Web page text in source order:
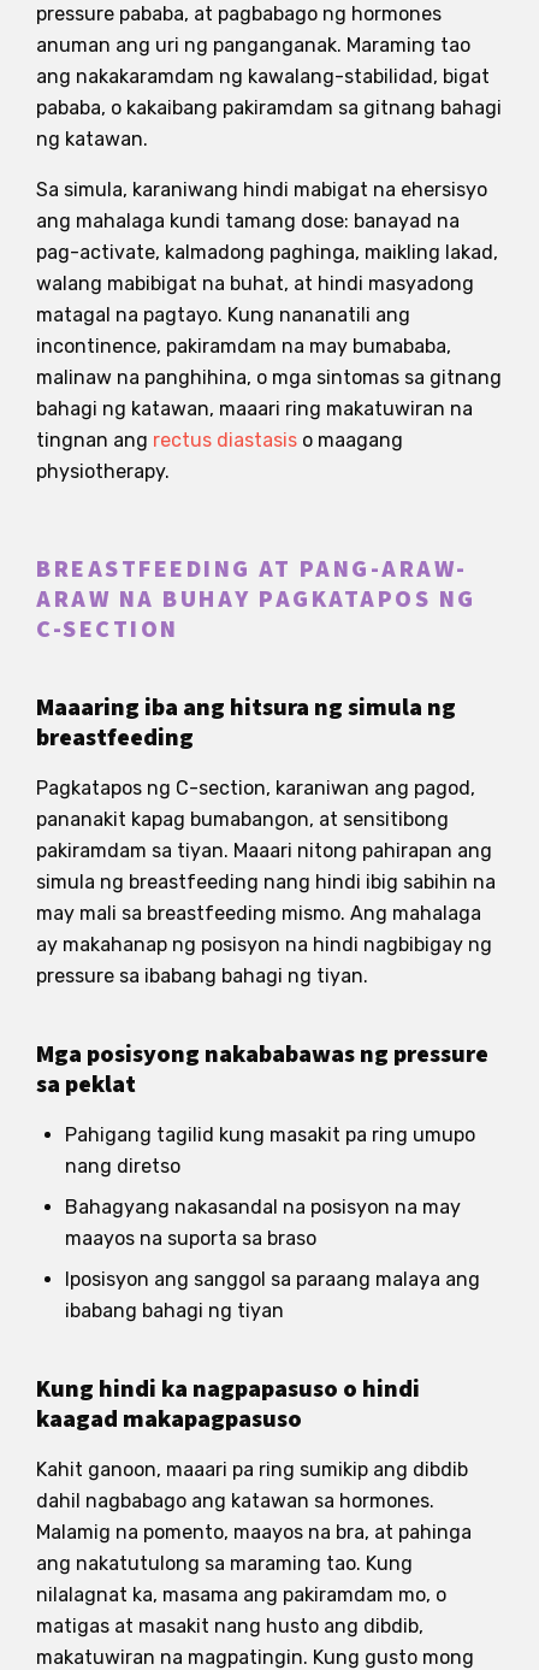
pressure pababa, at pagbabago ng hormones
anuman ang uri ng panganganak. Maraming tao
ang nakakaramdam ng kawalang-stabilidad, bigat
pababa, o kakaibang pakiramdam sa gitnang bahagi
ng katawan.
Sa simula, karaniwang hindi mabigat na ehersisyo
ang mahalaga kundi tamang dose: banayad na
pag-activate, kalmadong paghinga, maikling lakad,
walang mabibigat na buhat, at hindi masyadong
matagal na pagtayo. Kung nananatili ang
incontinence, pakiramdam na may bumababa,
malinaw na panghihina, o mga sintomas sa gitnang
bahagi ng katawan, maaari ring makatuwiran na
tingnan ang rectus diastasis o maagang
physiotherapy.
BREASTFEEDING AT PANG-ARAW-
ARAW NA BUHAY PAGKATAPOS NG
C-SECTION
Maaaring iba ang hitsura ng simula ng
breastfeeding
Pagkatapos ng C-section, karaniwan ang pagod,
pananakit kapag bumabangon, at sensitibong
pakiramdam sa tiyan. Maaari nitong pahirapan ang
simula ng breastfeeding nang hindi ibig sabihin na
may mali sa breastfeeding mismo. Ang mahalaga
ay makahanap ng posisyon na hindi nagbibigay ng
pressure sa ibabang bahagi ng tiyan.
Mga posisyong nakababawas ng pressure
sa peklat
Pahigang tagilid kung masakit pa ring umupo
nang diretso
Bahagyang nakasandal na posisyon na may
maayos na suporta sa braso
Iposisyon ang sanggol sa paraang malaya ang
ibabang bahagi ng tiyan
Kung hindi ka nagpapasuso o hindi
kaagad makapagpasuso
Kahit ganoon, maaari pa ring sumikip ang dibdib
dahil nagbabago ang katawan sa hormones.
Malamig na pomento, maayos na bra, at pahinga
ang nakatutulong sa maraming tao. Kung
nilalagnat ka, masama ang pakiramdam mo, o
matigas at masakit nang husto ang dibdib,
makatuwiran na magpatingin. Kung gusto mong